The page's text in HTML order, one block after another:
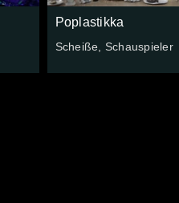
Poplastikka
Scheiße, Schauspieler